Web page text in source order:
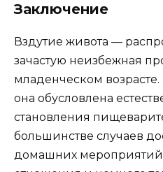
Заключение
Вздутие живота —
зачастую неизбежная
младенческом
она обусловлена
становления
большинстве случаев
домашних